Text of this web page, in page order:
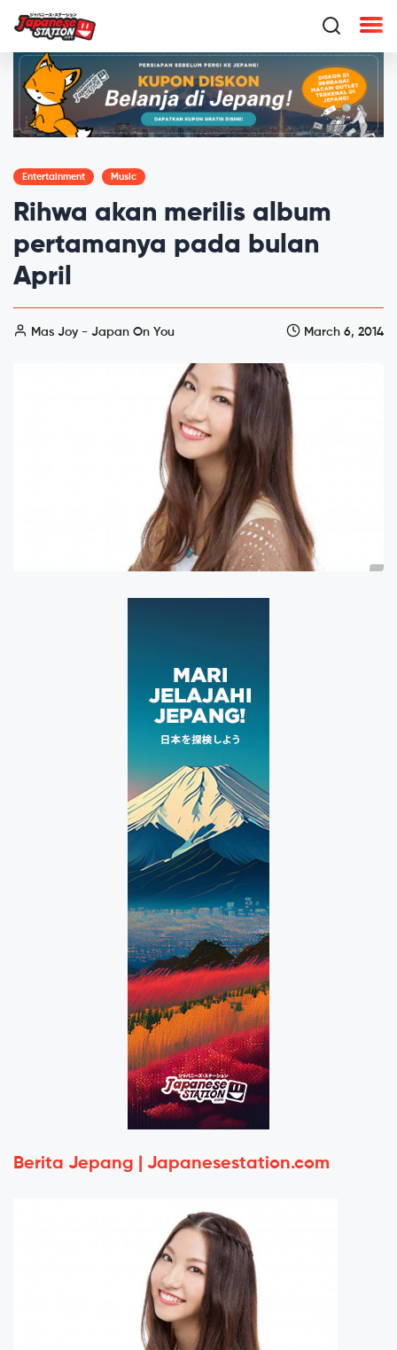
Entertainment Music
Rihwa akan merilis album
pertamanya pada bulan
April
Mas Joy - Japan On You March 6, 2014
Berita Jepang | Japanesestation.com